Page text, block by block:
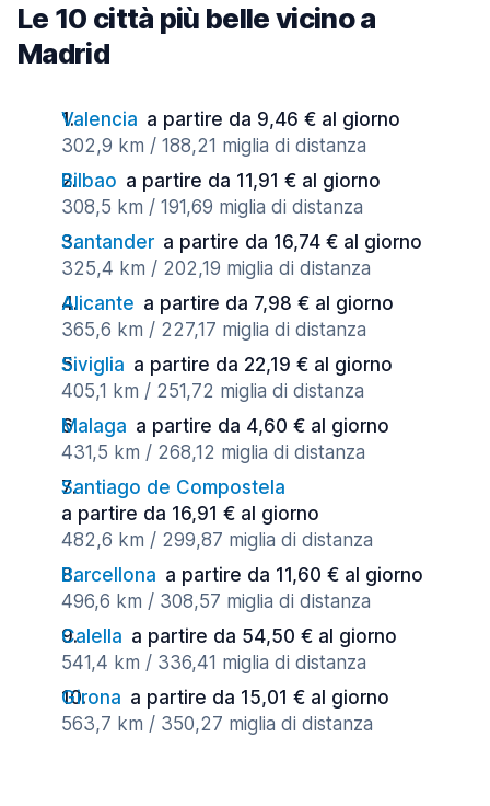
Le 10 città più belle vicino a
Madrid
Valencia a partire da 9,46 € al giorno
302,9 km / 188,21 miglia di distanza
Bilbao a partire da 11,91 € al giorno
308,5 km / 191,69 miglia di distanza
Santander a partire da 16,74 € al giorno
325,4 km / 202,19 miglia di distanza
Alicante a partire da 7,98 € al giorno
365,6 km / 227,17 miglia di distanza
Siviglia a partire da 22,19 € al giorno
405,1 km / 251,72 miglia di distanza
Malaga a partire da 4,60 € al giorno
431,5 km / 268,12 miglia di distanza
Santiago de Compostela
a partire da 16,91 € al giorno
482,6 km / 299,87 miglia di distanza
Barcellona a partire da 11,60 € al giorno
496,6 km / 308,57 miglia di distanza
Calella a partire da 54,50 € al giorno
541,4 km / 336,41 miglia di distanza
Girona a partire da 15,01 € al giorno
563,7 km / 350,27 miglia di distanza